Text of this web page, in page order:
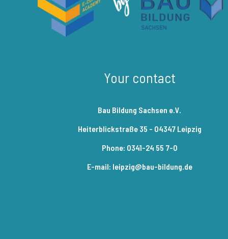
Your contact
Bau Bildung Sachsen e.V.
Heiterblickstraße 35 - 04347 Leipzig
Phone: 0341-24 55 7-0
E-mail: leipzig@bau-bildung.de